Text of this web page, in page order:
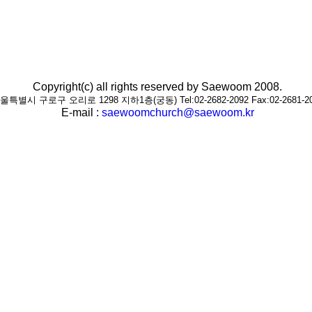
Copyright(c) all rights reserved by Saewoom 2008.
특별시 구로구 오리로 1298 지하1층(궁동) Tel:02-2682-2092 Fax:02-2681-
E-mail : saewoomchurch@saewoom.kr